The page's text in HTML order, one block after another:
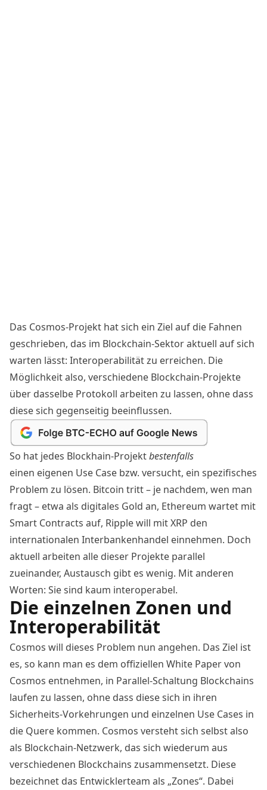
Das Cosmos-Projekt hat sich ein Ziel auf die Fahnen
geschrieben, das im Blockchain-Sektor aktuell auf sich
warten lässt: Interoperabilität zu erreichen. Die
Möglichkeit also, verschiedene Blockchain-Projekte
über dasselbe Protokoll arbeiten zu lassen, ohne dass
diese sich gegenseitig beeinflussen.
So hat jedes Blockhain-Projektbestenfalls
einen eigenen Use Case bzw. versucht, ein spezifisches
Problem zu lösen. Bitcoin tritt – je nachdem, wen man
fragt – etwa als digitales Gold an, Ethereum wartet mit
Smart Contracts auf, Ripple will mit XRP den
internationalen Interbankenhandel einnehmen. Doch
aktuell arbeiten alle dieser Projekte parallel
zueinander, Austausch gibt es wenig. Mit anderen
Worten: Sie sind kaum interoperabel.
Die einzelnen Zonen und
Interoperabilität
Cosmos will dieses Problem nun angehen. Das Ziel ist
es, so kann man es dem offiziellen White Paper von
Cosmos entnehmen, in Parallel-Schaltung Blockchains
laufen zu lassen, ohne dass diese sich in ihren
Sicherheits-Vorkehrungen und einzelnen Use Cases in
die Quere kommen. Cosmos versteht sich selbst also
als Blockchain-Netzwerk, das sich wiederum aus
verschiedenen Blockchains zusammensetzt. Diese
bezeichnet das Entwicklerteam als „Zones“. Dabei